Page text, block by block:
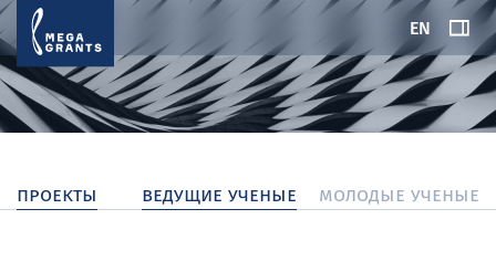
EN
проекты ведущие ученые молодые ученые